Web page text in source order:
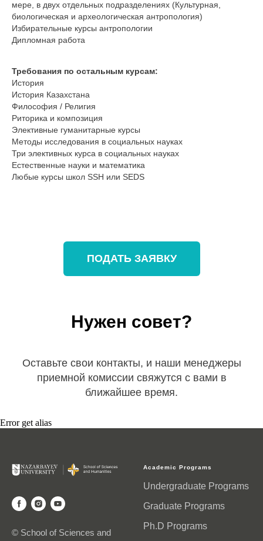
мере, в двух отдельных подразделениях (Культурная,
биологическая и археологическая антропология)
Избирательные курсы антропологии
Дипломная работа
Требования по остальным курсам:
История
История Казахстана
Философия / Религия
Риторика и композиция
Элективные гуманитарные курсы
Методы исследования в социальных науках
Три элективных курса в социальных науках
Естественные науки и математика
Любые курсы школ SSH или SEDS
ПОДАТЬ ЗАЯВКУ
Нужен совет?
Оставьте свои контакты, и наши менеджеры
приемной комиссии свяжутся с вами в
ближайшее время.
Error get alias
© School of Sciences and
Academic Programs
Undergraduate Programs
Graduate Programs
Ph.D Programs